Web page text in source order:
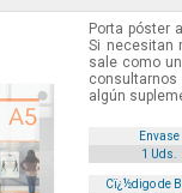
Porta póster
Si necesitan
sale como
consultarnos
algún
Envase
1 Uds.
Cï¿½digo de